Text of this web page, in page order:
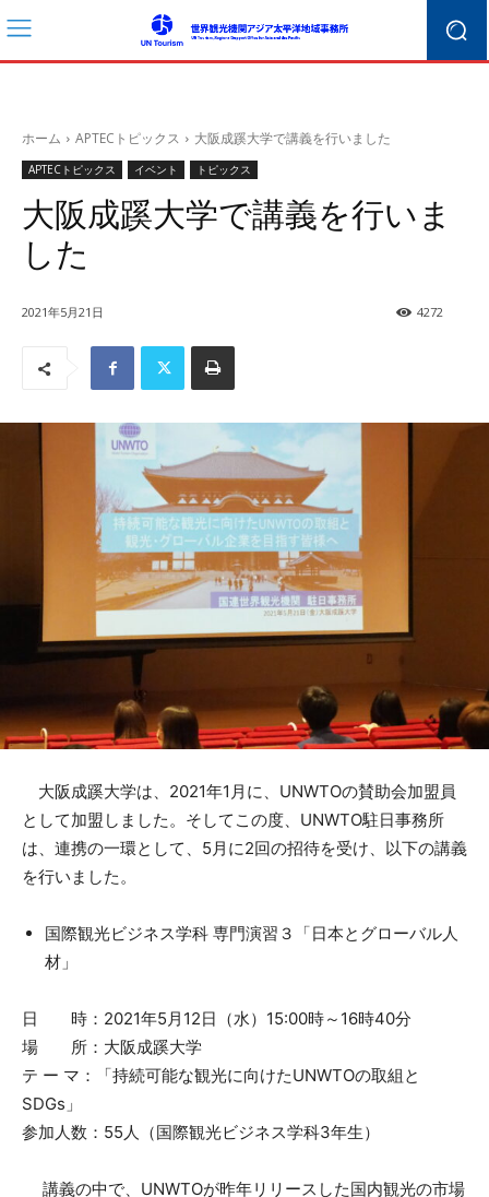
ホーム APTECトピックス 大阪成蹊大学で講義を行いました
APTECトピックス イベント トピックス
大阪成蹊大学で講義を行いま
した
2021年5月21日 4272
大阪成蹊大学は、2021年1月に、UNWTOの賛助会加盟員
として加盟しました。そしてこの度、UNWTO駐日事務所
は、連携の一環として、5月に2回の招待を受け、以下の講義
を行いました。
国際観光ビジネス学科 専門演習３「日本とグローバル人
材」
日 時：2021年5月12日（水）15:00時～16時40分
場 所：大阪成蹊大学
テ ー マ：「持続可能な観光に向けたUNWTOの取組と
SDGs」
参加人数：55人（国際観光ビジネス学科3年生）
講義の中で、UNWTOが昨年リリースした国内観光の市場